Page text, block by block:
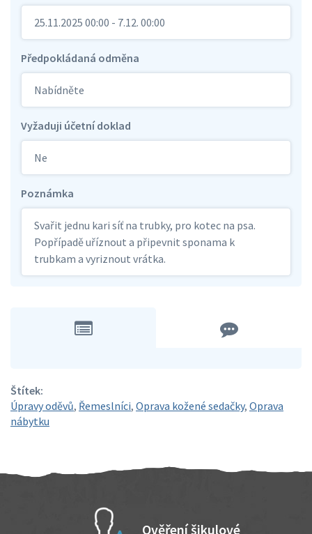
25.11.2025 00:00 - 7.12. 00:00
Předpokládaná odměna
Nabídněte
Vyžaduji účetní doklad
Ne
Poznámka
Svařit jednu kari síť na trubky, pro kotec na psa.
Popřípadě uříznout a připevnit sponama k
trubkam a vyriznout vrátka.
Štítek:
Úpravy oděvů, Řemeslníci, Oprava kožené sedačky, Oprava
nábytku
Ověření šikulové